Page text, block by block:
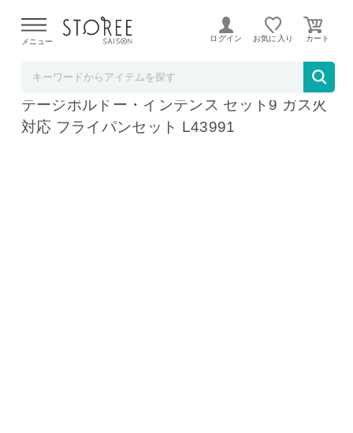
よる配送遅延が発生しております。
メニュー ログイン お気に入り
T-fal ティファール インジニオ・ネオ ヴィン
テージボルドー・インテンス セット9 ガス火
対応 フライパンセット L43991